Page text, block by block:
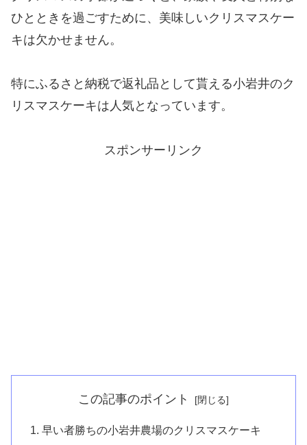
ひとときを過ごすために、美味しいクリスマスケー
キは欠かせません。
特にふるさと納税で返礼品として貰える小岩井のク
リスマスケーキは人気となっています。
スポンサーリンク
この記事のポイント
早い者勝ちの小岩井農場のクリスマスケーキ